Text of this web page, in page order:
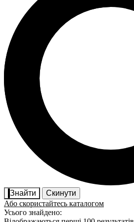
Знайти
Скинути
Або скористайтесь каталогом
Усього знайдено: